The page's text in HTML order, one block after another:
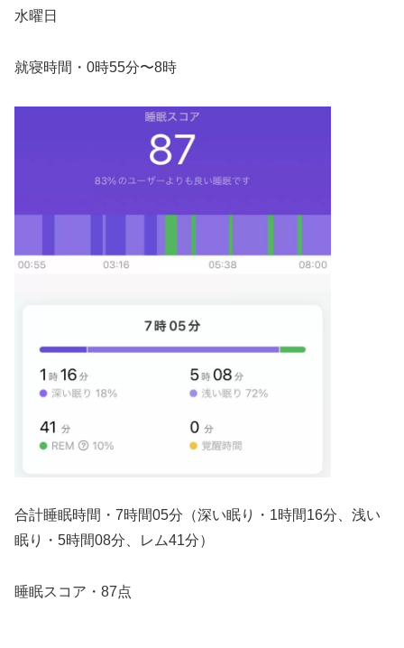
水曜日
就寝時間・0時55分〜8時
合計睡眠時間・7時間05分（深い眠り・1時間16分、浅い
眠り・5時間08分、レム41分）
睡眠スコア・87点